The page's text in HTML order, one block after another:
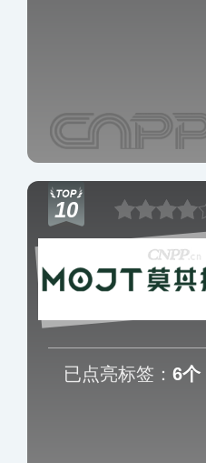
10
已点亮标签： 6个